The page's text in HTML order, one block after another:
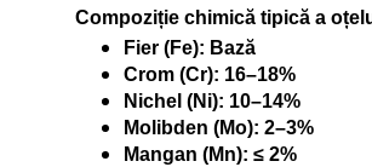
Compoziție chimică tipică a
Fier (Fe): Bază
Crom (Cr): 16–18%
Nichel (Ni): 10–14%
Molibden (Mo): 2–3%
Mangan (Mn): ≤ 2%